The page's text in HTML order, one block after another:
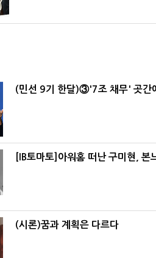
(민선 9기 한달)③'7조 채무' 곳간
[IB토마토]아워홈 떠난 구미현,
(시론)꿈과 계획은 다르다